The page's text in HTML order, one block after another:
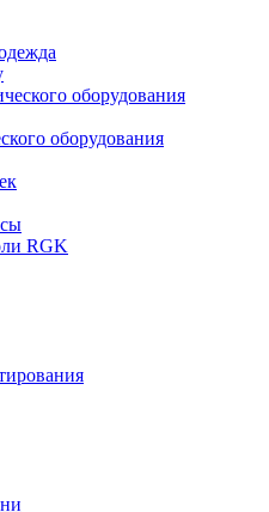
оборудования
оборудования
RGK